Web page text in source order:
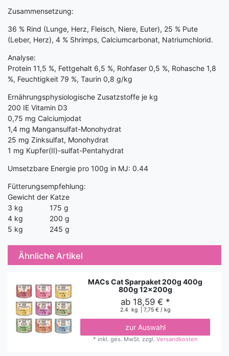
Zusammensetzung:
36 % Rind (Lunge, Herz, Fleisch, Niere, Euter), 25 % Pute
(Leber, Herz), 4 % Shrimps, Calciumcarbonat, Natriumchlorid.
Analyse:
Protein 11,5 %, Fettgehalt 6,5 %, Rohfaser 0,5 %, Rohasche 1,8
%, Feuchtigkeit 79 %, Taurin 0,8 g/kg
Ernährungsphysiologische Zusatzstoffe je kg
200 IE Vitamin D3
0,75 mg Calciumjodat
1,4 mg Mangansulfat-Monohydrat
25 mg Zinksulfat, Monohydrat
1 mg Kupfer(II)-sulfat-Pentahydrat
Umsetzbare Energie pro 100g in MJ: 0.44
Fütterungsempfehlung:
Gewicht der Katze
3 kg 175 g
4 kg 200 g
5 kg 245 g
Ähnliche Artikel
MACs Cat Sparpaket 200g 400g
800g 12x200g
ab 18,59 € *
2.4 kg | 7,75 € / kg
zur Auswahl
* inkl. ges. MwSt. zzgl. Versandkosten